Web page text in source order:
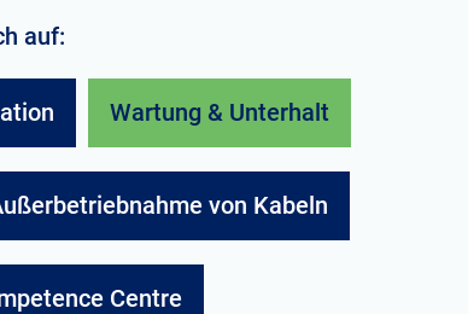
auf:
Wartung & Unterhalt
von Kabeln
Centre